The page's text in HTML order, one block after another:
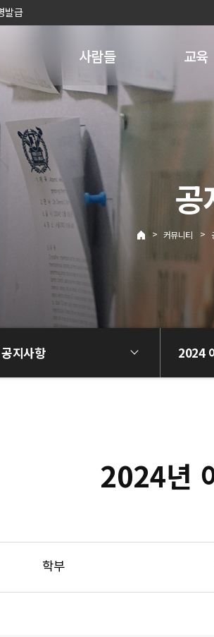
발급
사람들 교육
공
> 커뮤니티 >
공지사항 2024
2024년
학부